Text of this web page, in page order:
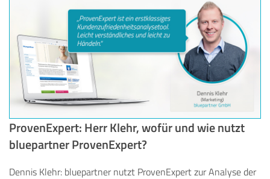
ProvenExpert: Herr Klehr, wofür und wie nutzt
bluepartner ProvenExpert?
Dennis Klehr: bluepartner nutzt ProvenExpert zur Analyse der